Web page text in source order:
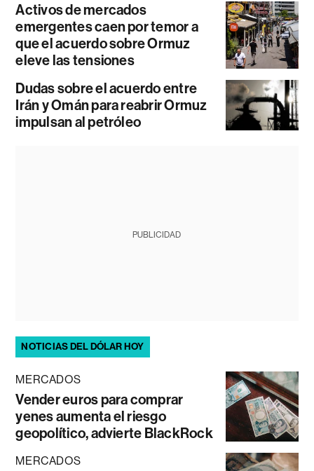
Activos de mercados
emergentes caen por temor a
que el acuerdo sobre Ormuz
eleve las tensiones
Dudas sobre el acuerdo entre
Irán y Omán para reabrir Ormuz
impulsan al petróleo
PUBLICIDAD
NOTICIAS DEL DÓLAR HOY
MERCADOS
Vender euros para comprar
yenes aumenta el riesgo
geopolítico, advierte BlackRock
MERCADOS